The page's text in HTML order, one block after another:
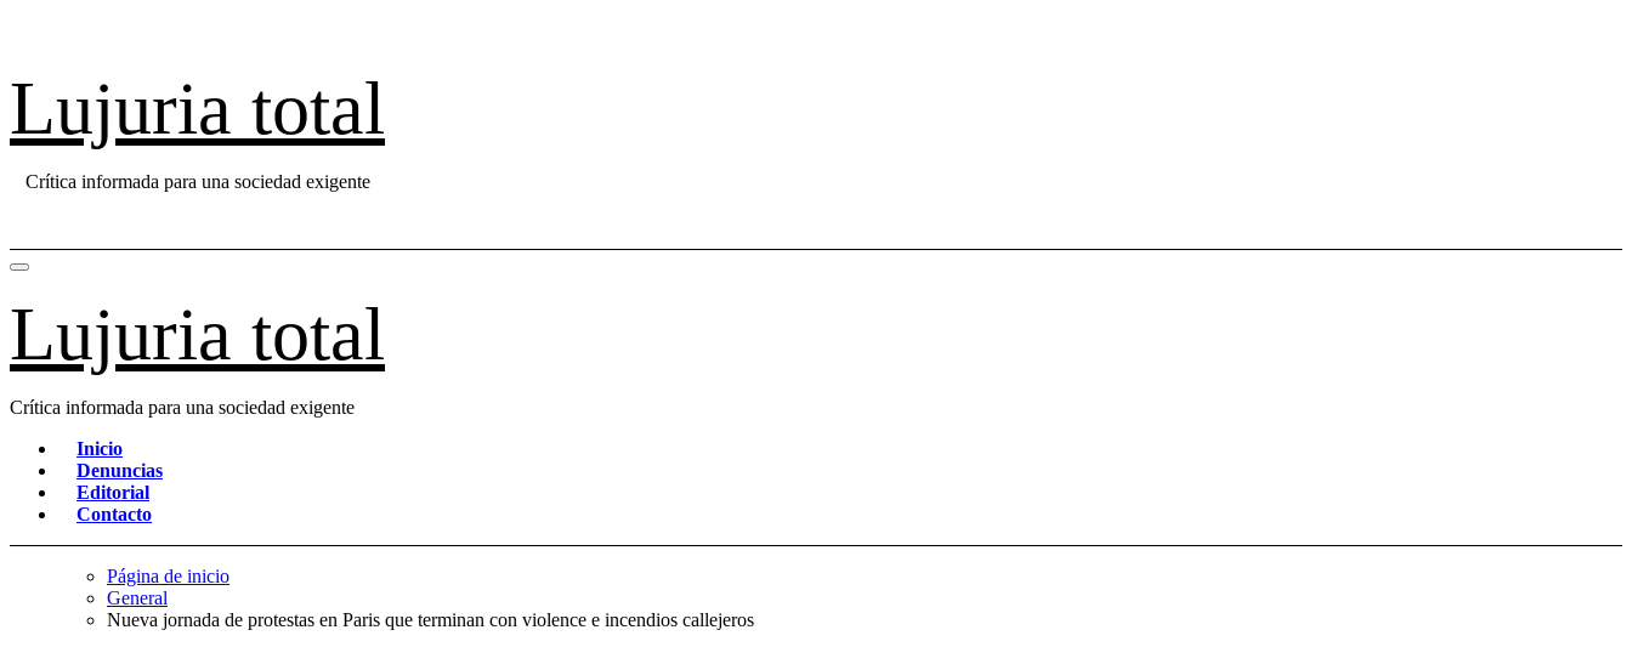
Lujuria total
Crítica informada para una sociedad exigente
Lujuria total
Crítica informada para una sociedad exigente
Inicio
Denuncias
Editorial
Contacto
Página de inicio
General
Nueva jornada de protestas en Paris que terminan con violence e incendios callejeros